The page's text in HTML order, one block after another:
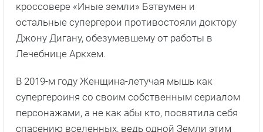
кроссовере «Иные земли» Бэтвумен и
остальные супергерои противостояли доктору
Джону Дигану, обезумевшему от работы в
Лечебнице Аркхем.
В 2019-м году Женщина-летучая мышь как
супергероиня со своим собственным сериалом
персонажами, а не как абы кто, посвятила себя
спасению вселенных, ведь одной Земли этим